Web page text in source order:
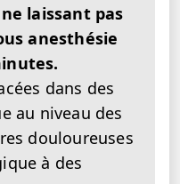
laissant pas
anesthésie
dans des
au niveau des
douloureuses
à des